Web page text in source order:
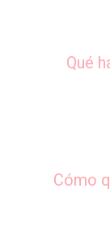
Qué
Cómo